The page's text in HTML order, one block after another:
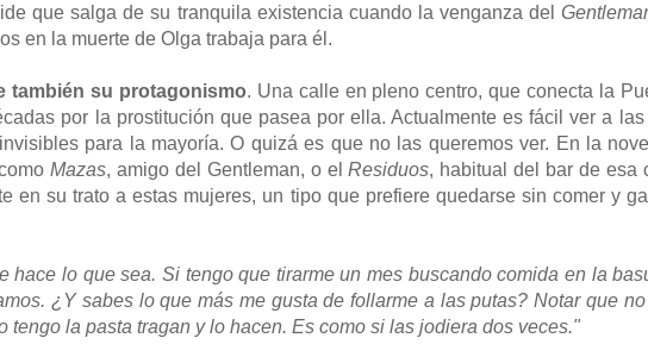
que salga de su tranquila existencia cuando la venganza del
en la muerte de Olga trabaja para él.
también su protagonismo. Una calle en pleno centro, que conecta la
por la prostitución que pasea por ella. Actualmente es fácil ver a
para la mayoría. O quizá es que no las queremos ver. En la
Mazas, amigo del Gentleman, o elResiduos, habitual del bar de esa
en su trato a estas mujeres, un tipo que prefiere quedarse sin comer y
hace lo que sea. Si tengo que tirarme un mes buscando comida en la
¿Y sabes lo que más me gusta de follarme a las putas? Notar que
tengo la pasta tragan y lo hacen. Es como si las jodiera dos veces."